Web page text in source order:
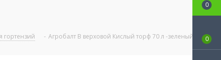
гортензий - Агробалт В верховой Кислый торф 70 л -зеленый
0
0